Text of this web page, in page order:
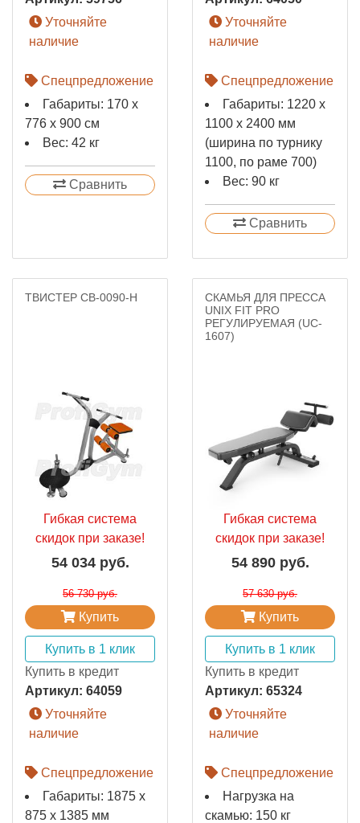
Уточняйте
наличие
Спецпредложение
Габариты: 170 х
776 х 900 см
Вес: 42 кг
Сравнить
Уточняйте
наличие
Спецпредложение
Габариты: 1220 x
1100 x 2400 мм
(ширина по турнику
1100, по раме 700)
Вес: 90 кг
Сравнить
ТВИСТЕР СВ-0090-H
Гибкая система
скидок при заказе!
54 034 руб.
56 730 руб.
Купить
Купить в 1 клик
Купить в кредит
Артикул: 64059
Уточняйте
наличие
Спецпредложение
Габариты: 1875 x
875 x 1385 мм
CКАМЬЯ ДЛЯ ПРЕССА
UNIX FIT PRO
РЕГУЛИРУЕМАЯ (UC-
1607)
Гибкая система
скидок при заказе!
54 890 руб.
57 630 руб.
Купить
Купить в 1 клик
Купить в кредит
Артикул: 65324
Уточняйте
наличие
Спецпредложение
Нагрузка на
скамью: 150 кг